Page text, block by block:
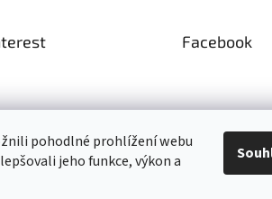
pohodlné prohlížení webu
jeho funkce, výkon a
Facebook